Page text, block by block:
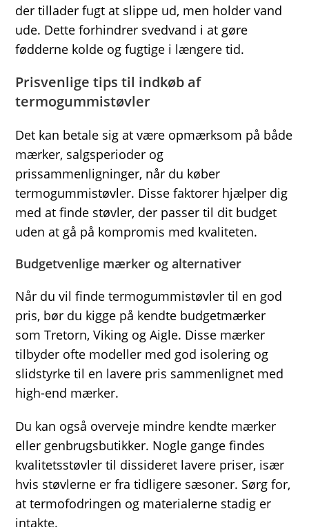
der tillader fugt at slippe ud, men holder vand
ude. Dette forhindrer svedvand i at gøre
fødderne kolde og fugtige i længere tid.
Prisvenlige tips til indkøb af
termogummistøvler
Det kan betale sig at være opmærksom på både
mærker, salgsperioder og
prissammenligninger, når du køber
termogummistøvler. Disse faktorer hjælper dig
med at finde støvler, der passer til dit budget
uden at gå på kompromis med kvaliteten.
Budgetvenlige mærker og alternativer
Når du vil finde termogummistøvler til en god
pris, bør du kigge på kendte budgetmærker
som Tretorn, Viking og Aigle. Disse mærker
tilbyder ofte modeller med god isolering og
slidstyrke til en lavere pris sammenlignet med
high-end mærker.
Du kan også overveje mindre kendte mærker
eller genbrugsbutikker. Nogle gange findes
kvalitetsstøvler til dissideret lavere priser, især
hvis støvlerne er fra tidligere sæsoner. Sørg for,
at termofodringen og materialerne stadig er
intakte.